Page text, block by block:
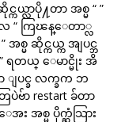
လာပို႔တာ အစ္မ “ ”
“ ကြၽန္ေတာ္လ
မ ဆိုင္ကယ္က အျပင္ဘ
” ရတယ္ ေမာင္မိုး အိ
ျပင္ခ လက္ခက ဘ
ဗ်ာ restart ခ်တာ
း အစ္မ ပိုက္ဆံသြား